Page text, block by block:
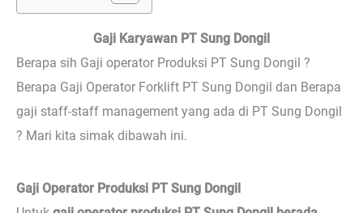
Gaji Karyawan PT Sung Dongil
Berapa sih Gaji operator Produksi PT Sung Dongil ?
Berapa Gaji Operator Forklift PT Sung Dongil dan Berapa
gaji staff-staff management yang ada di PT Sung Dongil
? Mari kita simak dibawah ini.
Gaji Operator Produksi PT Sung Dongil